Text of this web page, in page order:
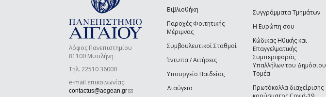
Λόφος Πανεπιστημίου
81100 Μυτιλήνη
Τηλ. 22510 36000
e-mail επικοινωνίας:
contactus@aegean.gr(link sends e-mail)
Βιβλιοθήκη
Παροχές Φοιτητικής
Μέριμνας
Συμβουλευτικοί Σταθμοί
Έντυπα / Αιτήσεις
Υπουργείο Παιδείας
Διαύγεια
Συγγράμματα Τμημάτων
Η Ευρώπη σου
Κώδικας Ηθικής και
Επαγγελματικής
Συμπεριφοράς
Υπαλλήλων του Δημόσιου
Τομέα
Πρωτόκολλα διαχείρισης